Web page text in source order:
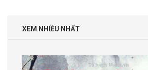
XEM NHIỀU NHẤT